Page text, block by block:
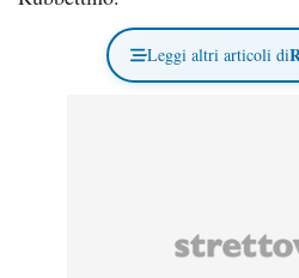
Leggi altri articoli di